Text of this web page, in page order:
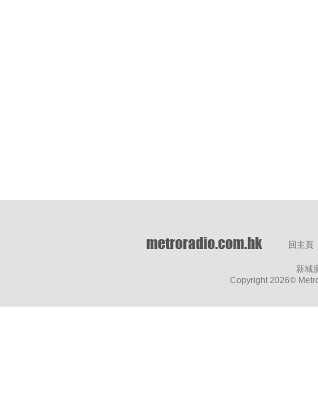
回主頁
新城
Copyright 2026©